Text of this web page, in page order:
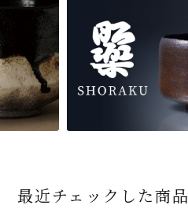
最近チェックした商品